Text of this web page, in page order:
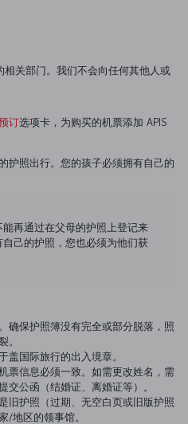
相关部门。我们不会向任何其他人或
订选项卡，为购买的机票添加 APIS
护照出行。您的孩子必须拥有自己的
再通过在父母的护照上登记来
己的护照，您也必须为他们获
确保护照簿没有完全或部分脱落，照
。
盖国际旅行的出入境章。
票信息必须一致。如需更改姓名，需
交公函（结婚证、离婚证等）。
旧护照（过期、无空白页或旧版护照
/地区的领事馆。